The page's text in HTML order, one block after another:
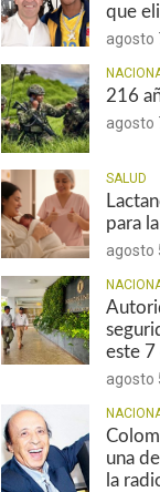
que
agosto
216
agosto
SALUD
para
agosto
este 7
agosto
una
la